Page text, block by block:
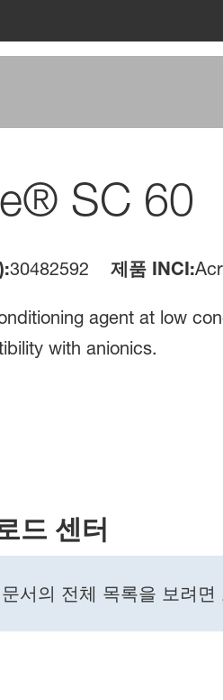
SC 60
30482592 제품 INCI:
agent at low
with anionics.
드 센터
서의 전체 목록을 보려면